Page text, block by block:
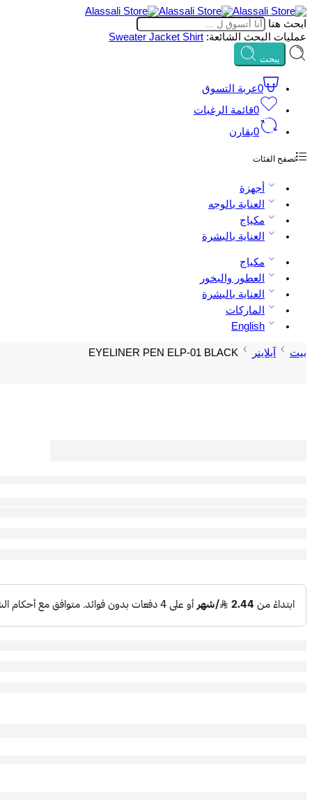
ابحث هنا
عمليات البحث الشائعة:
Sweater Jacket Shirt
يبحث
0عربة التسوق
0قائمة الرغبات
0يقارن
تصفح الفئات
أجهزة
العناية بالوجه
مكياج
العناية بالبشرة
مكياج
العطور والبخور
العناية بالبشرة
الماركات
English
بيت آيلاينر EYELINER PEN ELP-01 BLACK